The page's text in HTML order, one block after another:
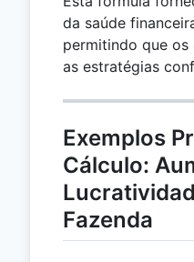
da saúde
permitindo que os
as estratégias
Exemplos
Cálculo:
Fazenda